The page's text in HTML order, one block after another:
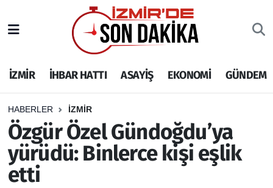
İZMİR İHBAR HATTI ASAYİŞ EKONOMİ GÜNDEM
HABERLER İZMİR
Özgür Özel Gündoğdu’ya
yürüdü: Binlerce kişi eşlik
etti
İHBAR HATTI
DEPREM
GENEL
EKONOMİ
İzmir Nöbetçi Eczaneler
İzmir Hava Durumu
İzmir Namaz Vakitleri
İzmir Trafik Yoğunluk Haritası
Puan Durumu ve Fikstür